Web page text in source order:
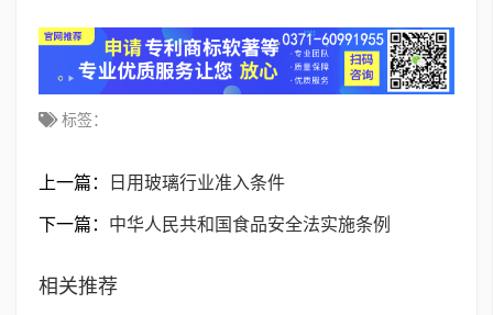
标签：
上一篇： 日用玻璃行业准入条件
下一篇： 中华人民共和国食品安全法实施条例
相关推荐